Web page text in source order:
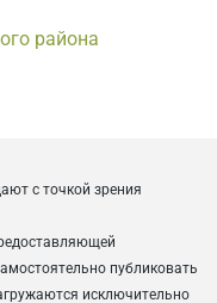
района
с точкой зрения
публиковать
исключительно